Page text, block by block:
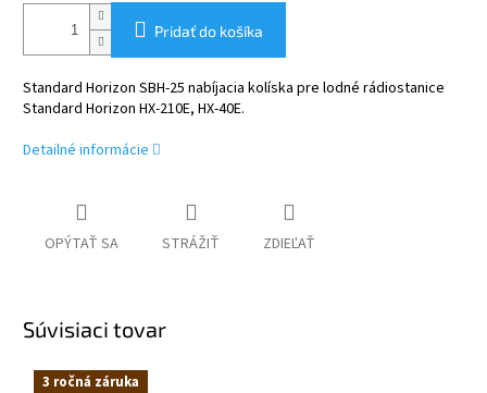
Pridať do košíka
Standard Horizon SBH-25 nabíjacia kolíska pre lodné rádiostanice
Standard Horizon HX-210E, HX-40E.
Detailné informácie
OPÝTAŤ SA STRÁŽIŤ ZDIEĽAŤ
Súvisiaci tovar
3 ročná záruka